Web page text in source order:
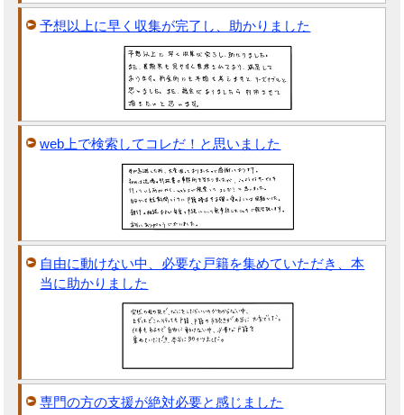
予想以上に早く収集が完了し、助かりました
web上で検索してコレだ！と思いました
自由に動けない中、必要な戸籍を集めていただき、本
当に助かりました
専門の方の支援が絶対必要と感じました